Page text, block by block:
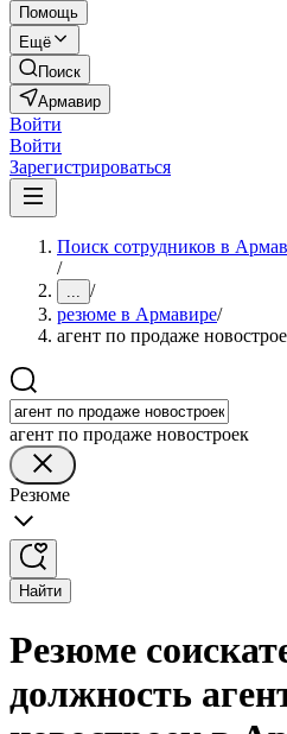
Помощь
Ещё
Поиск
Армавир
Войти
Войти
Зарегистрироваться
Поиск сотрудников в
/
... /
резюме в Армавире/
агент по продаже
агент по продаже новостроек
Резюме
Найти
Резюме
должность